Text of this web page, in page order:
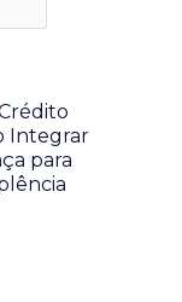
Integrar
para